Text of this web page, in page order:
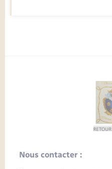
Nous contacter :